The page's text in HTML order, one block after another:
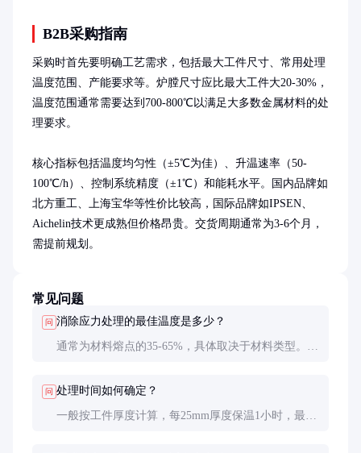
B2B采购指南
采购时首先要明确工艺需求，包括最大工件尺寸、常用处理
温度范围、产能要求等。炉膛尺寸应比最大工件大20-30%，
温度范围通常需要达到700-800℃以满足大多数金属材料的处
理要求。
核心指标包括温度均匀性（±5℃为佳）、升温速率（50-
100℃/h）、控制系统精度（±1℃）和能耗水平。国内品牌如
北方重工、上海宝华等性价比较高，国际品牌如IPSEN、
Aichelin技术更成熟但价格昂贵。交货周期通常为3-6个月，
需提前规划。
常见问题
问 消除应力处理的最佳温度是多少？
通常为材料熔点的35-65%，具体取决于材料类型。例
问 处理时间如何确定？
一般按工件厚度计算，每25mm厚度保温1小时，最少